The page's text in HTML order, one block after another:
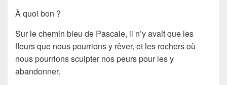
À quoi bon ?
Sur le chemin bleu de Pascale, il n’y avait que les
fleurs que nous pourrions y rêver, et les rochers où
nous pourrions sculpter nos peurs pour les y
abandonner.